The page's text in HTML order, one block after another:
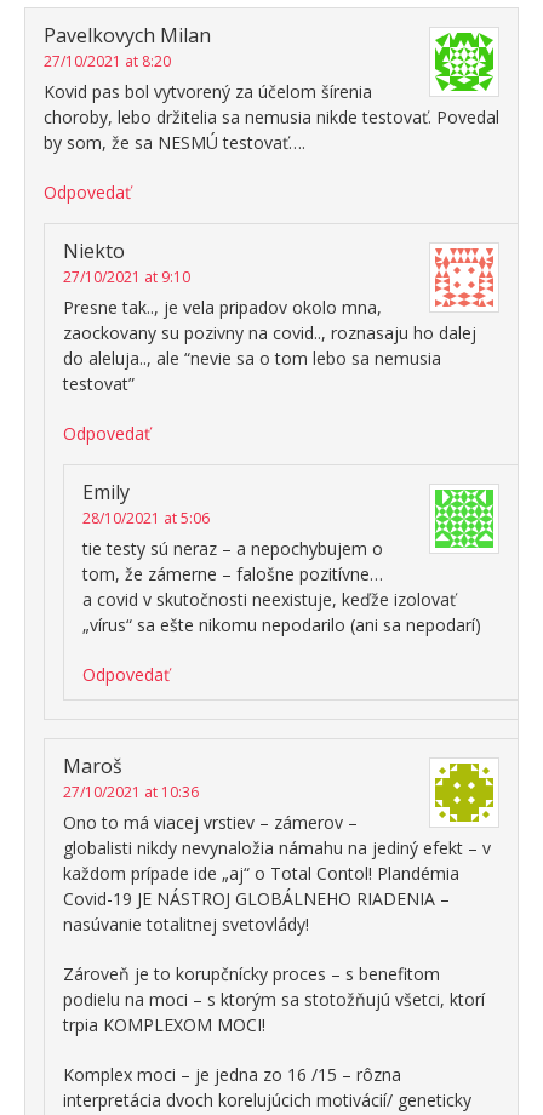
Pavelkovych Milan
27/10/2021 at 8:20
Kovid pas bol vytvorený za účelom šírenia
choroby, lebo držitelia sa nemusia nikde testovať. Povedal
by som, že sa NESMÚ testovať….
Odpovedať
Niekto
27/10/2021 at 9:10
Presne tak.., je vela pripadov okolo mna,
zaockovany su pozivny na covid.., roznasaju ho dalej
do aleluja.., ale “nevie sa o tom lebo sa nemusia
testovat”
Odpovedať
Emily
28/10/2021 at 5:06
tie testy sú neraz – a nepochybujem o
tom, že zámerne – falošne pozitívne…
a covid v skutočnosti neexistuje, keďže izolovať
„vírus“ sa ešte nikomu nepodarilo (ani sa nepodarí)
Odpovedať
Maroš
27/10/2021 at 10:36
Ono to má viacej vrstiev – zámerov –
globalisti nikdy nevynaložia námahu na jediný efekt – v
každom prípade ide „aj“ o Total Contol! Plandémia
Covid-19 JE NÁSTROJ GLOBÁLNEHO RIADENIA –
nasúvanie totalitnej svetovlády!
Zároveň je to korupčnícky proces – s benefitom
podielu na moci – s ktorým sa stotožňujú všetci, ktorí
trpia KOMPLEXOM MOCI!
Komplex moci – je jedna zo 16 /15 – rôzna
interpretácia dvoch korelujúcich motivácií/ geneticky